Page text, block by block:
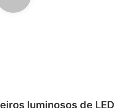
luminosos de LED